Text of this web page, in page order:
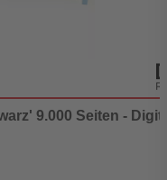
9.000 Seiten -